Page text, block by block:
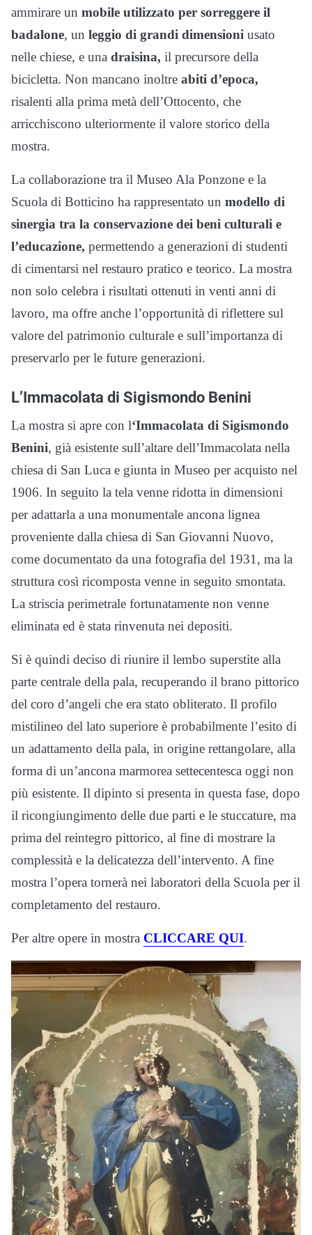
ammirare un mobile utilizzato per sorreggere il
badalone, un leggio di grandi dimensioni usato
nelle chiese, e una draisina, il precursore della
bicicletta. Non mancano inoltre abiti d’epoca,
risalenti alla prima metà dell’Ottocento, che
arricchiscono ulteriormente il valore storico della
mostra.
La collaborazione tra il Museo Ala Ponzone e la
Scuola di Botticino ha rappresentato un modello di
sinergia tra la conservazione dei beni culturali e
l’educazione, permettendo a generazioni di studenti
di cimentarsi nel restauro pratico e teorico. La mostra
non solo celebra i risultati ottenuti in venti anni di
lavoro, ma offre anche l’opportunità di riflettere sul
valore del patrimonio culturale e sull’importanza di
preservarlo per le future generazioni.
L’Immacolata di Sigismondo Benini
La mostra si apre con l‘Immacolata di Sigismondo
Benini, già esistente sull’altare dell’Immacolata nella
chiesa di San Luca e giunta in Museo per acquisto nel
1906. In seguito la tela venne ridotta in dimensioni
per adattarla a una monumentale ancona lignea
proveniente dalla chiesa di San Giovanni Nuovo,
come documentato da una fotografia del 1931, ma la
struttura così ricomposta venne in seguito smontata.
La striscia perimetrale fortunatamente non venne
eliminata ed è stata rinvenuta nei depositi.
Si è quindi deciso di riunire il lembo superstite alla
parte centrale della pala, recuperando il brano pittorico
del coro d’angeli che era stato obliterato. Il profilo
mistilineo del lato superiore è probabilmente l’esito di
un adattamento della pala, in origine rettangolare, alla
forma di un’ancona marmorea settecentesca oggi non
più esistente. Il dipinto si presenta in questa fase, dopo
il ricongiungimento delle due parti e le stuccature, ma
prima del reintegro pittorico, al fine di mostrare la
complessità e la delicatezza dell’intervento. A fine
mostra l’opera tornerà nei laboratori della Scuola per il
completamento del restauro.
Per altre opere in mostra CLICCARE QUI.